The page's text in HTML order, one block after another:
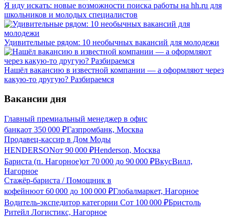
Я иду искать: новые возможности поиска работы на hh.ru для
школьников и молодых специалистов
Удивительные рядом: 10 необычных вакансий для молодежи
Нашёл вакансию в известной компании — а оформляют через
какую-то другую? Разбираемся
Вакансии дня
Главный премиальный менеджер в офис
банкаот 350 000 ₽Газпромбанк, Москва
Продавец-кассир в Дом Моды
HENDERSONот 90 000 ₽Henderson, Москва
Бариста (п. Нагорное)от 70 000 до 90 000 ₽ВкусВилл,
Нагорное
Стажёр-бариста / Помощник в
кофейнюот 60 000 до 100 000 ₽Глобалмаркет, Нагорное
Водитель-экспедитор категории Сот 100 000 ₽Бристоль
Ритейл Логистикс, Нагорное